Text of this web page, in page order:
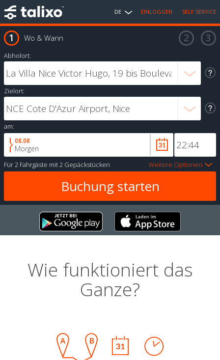
DE EINLOGGEN SELF SERVICE
Wo & Wann
Abholort:
Zielort:
am:
08.08
Morgen
Für2 Fahrgäste mit2 Gepäckstücken Weitere Optionen
Wie funktioniert das
Ganze?